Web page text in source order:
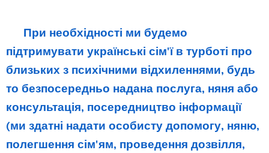
При необхідності ми будемо
підтримувати українські сім'ї в турботі про
близьких з психічними відхиленнями, будь
то безпосередньо надана послуга, няня або
консультація, посередництво інформації
(ми здатні надати особисту допомогу, няню,
полегшення сім'ям, проведення дозвілля,